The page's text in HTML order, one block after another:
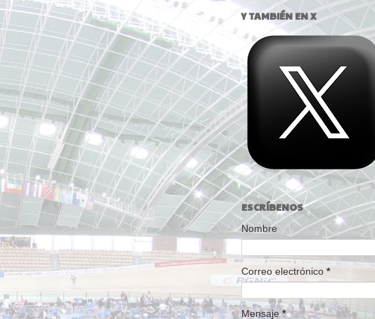
Y TAMBIÉN EN X
ESCRÍBENOS
Nombre
Correo electrónico *
Mensaje*